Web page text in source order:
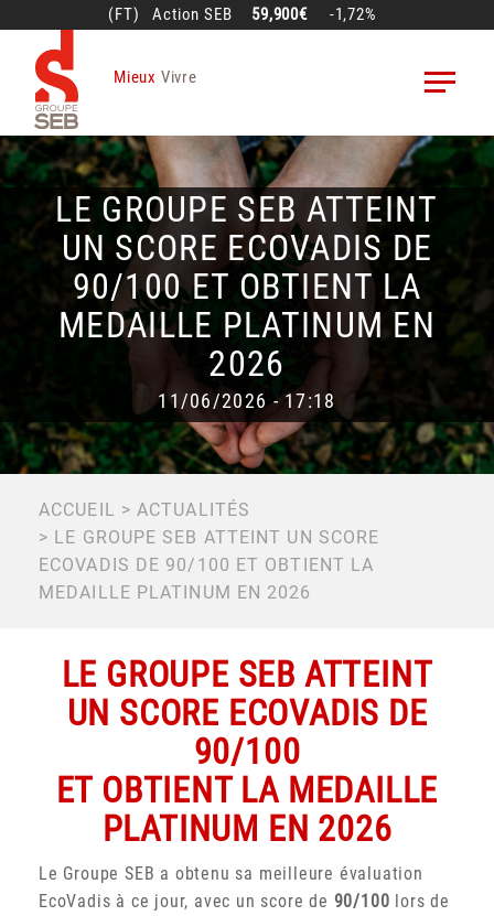
contenu
principal
(FT) ActionSEB 59,900€ -1,72%
Mieux Vivre
LE GROUPE SEB ATTEINT
UN SCORE ECOVADIS DE
90/100 ET OBTIENT LA
MEDAILLE PLATINUM EN
2026
11/06/2026 - 17:18
FIL
D'ARIANE
ACCUEIL
ACTUALITÉS
LE GROUPE SEB ATTEINT UN SCORE
ECOVADIS DE 90/100 ET OBTIENT LA
MEDAILLE PLATINUM EN 2026
LE GROUPE SEB ATTEINT
UN SCORE ECOVADIS DE
90/100
ET OBTIENT LA MEDAILLE
PLATINUM EN 2026
Le Groupe SEB a obtenu sa meilleure évaluation
EcoVadis à ce jour, avec un score de 90/100 lors de